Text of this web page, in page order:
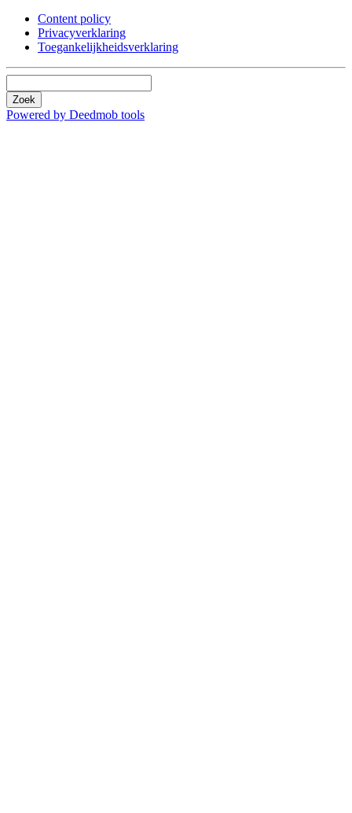
Content policy
Privacyverklaring
Toegankelijkheidsverklaring
Zoek
Powered by Deedmob tools